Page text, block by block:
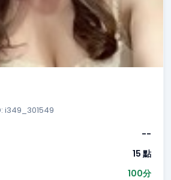
i349_301549
--
15 點
100分